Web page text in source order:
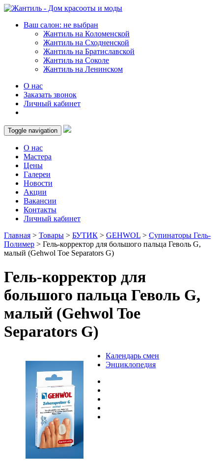
Ваш салон: не выбран
Жантиль на Коломенской
Жантиль на Сходненской
Жантиль на Братиславской
Жантиль на Соколе
Жантиль на Ленинском
О нас
Заказать звонок
Личный кабинет
Toggle navigation
О нас
Мастера
Цены
Галереи
Новости
Акции
Вакансии
Контакты
Личный кабинет
Главная > Товары > БУТИК > GEHWOL > Супинаторы Гель-
Полимер > Гель-корректор для большого пальца Геволь G,
малый (Gehwol Toe Separators G)
Гель-корректор для
большого пальца Геволь G,
малый (Gehwol Toe
Separators G)
Календарь смен
Энциклопедия